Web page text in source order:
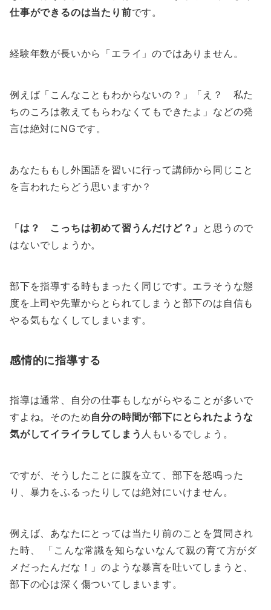
仕事ができるのは当たり前です。
経験年数が長いから「エライ」のではありません。
例えば「こんなこともわからないの？」「え？ 私た
ちのころは教えてもらわなくてもできたよ」などの発
言は絶対にNGです。
あなたももし外国語を習いに行って講師から同じこと
を言われたらどう思いますか？
「は？ こっちは初めて習うんだけど？」 と思うので
はないでしょうか。
部下を指導する時もまったく同じです。エラそうな態
度を上司や先輩からとられてしまうと部下のは自信も
やる気もなくしてしまいます。
感情的に指導する
指導は通常、自分の仕事もしながらやることが多いで
すよね。そのため自分の時間が部下にとられたような
気がしてイライラしてしまう 人もいるでしょう。
ですが、そうしたことに腹を立て、部下を怒鳴った
り、暴力をふるったりしては絶対にいけません。
例えば、あなたにとっては当たり前のことを質問され
た時、 「こんな常識を知らないなんて親の育て方がダ
メだったんだな！」のような暴言を吐いてしまうと、
部下の心は深く傷ついてしまいます。